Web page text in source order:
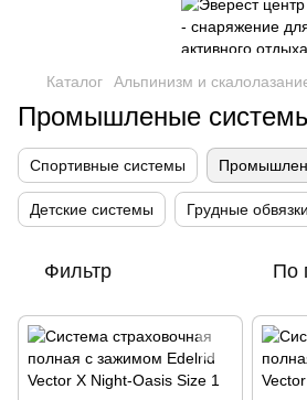
Каталог Альпинизм и
Промышленые
Спортивные системы
Детские системы Грудные обвязки
Фильтр По